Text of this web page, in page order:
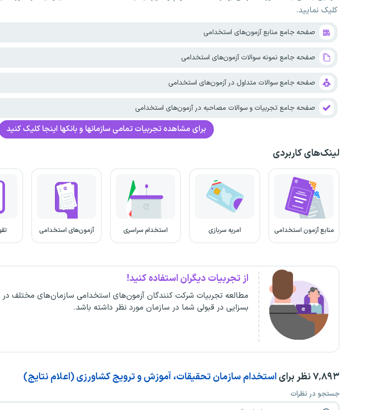
کلیک نمایید.
صفحه جامع منابع آزمون‌های استخدامی
صفحه جامع نمونه سوالات آزمون‌های استخدامی
صفحه جامع سوالات متداول در آزمون‌های استخدامی
صفحه جامع تجربیات و سوالات مصاحبه در آزمون‌های استخدامی
برای مشاهده تجربیات تمامی سازمانها و بانکها اینجا کلیک کنید
لینک‌های کاربردی
منابع آزمون استخدامی امریه سربازی استخدام سراسری آزمون‌های استخدامی
از تجربیات دیگران استفاده کنید!
مطالعه تجربیات شرکت کنندگان آزمون‌های استخدامی سازمان‌های مختلف
بسزایی در قبولی شما در سازمان مورد نظر داشته باشد.
۷٬۸۹۳نظر برای استخدام سازمان تحقیقات، آموزش و ترویج کشاورزی (اعلام نتایج)
جستجو در نظرات